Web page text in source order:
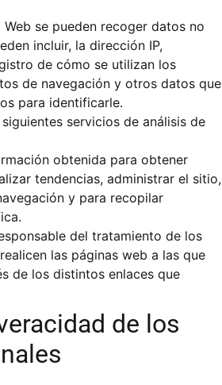
se pueden recoger datos no
incluir, la dirección IP,
de cómo se utilizan los
de navegación y otros datos que
para identificarle.
servicios de análisis de
obtenida para obtener
tendencias, administrar el sitio,
y para recopilar
del tratamiento de los
las páginas web a las que
de los distintos enlaces que
de los